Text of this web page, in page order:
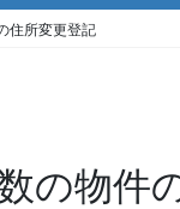
住所変更登記
の物件